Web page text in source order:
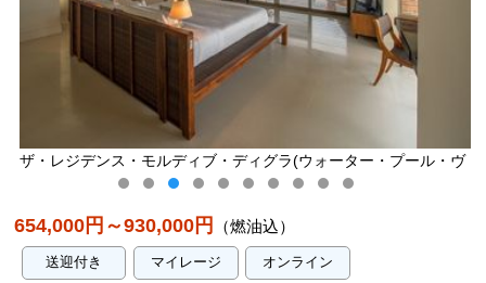
ィブ・ディグラ(ウォーター・プール・ヴ
ィラ)／イメージ
ザ・レジデンス・モルデ
654,000円～930,000円 （燃油込）
送迎付き マイレージ
オンライン